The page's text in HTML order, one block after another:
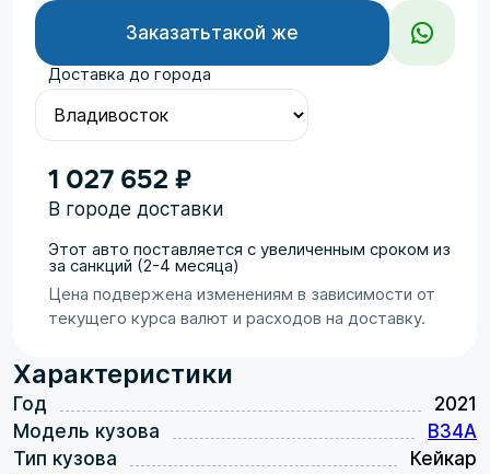
Характеристики
Год
2021
Модель кузова
B34A
Тип кузова
Кейкар
Заказатьтакой же
Доставка до города
1 027 652 ₽
В городе доставки
Этот авто поставляется с увеличенным сроком из
за санкций (2-4 месяца)
Цена подвержена изменениям в зависимости от
текущего курса валют и расходов на доставку.